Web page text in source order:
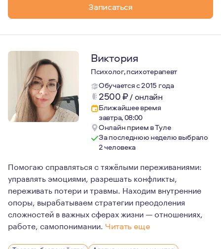
Записаться
Виктория
Психолог, психотерапевт
Обучается с 2015 года
2500₽/ онлайн
Ближайшее время
завтра, 08:00
Онлайн прием в Туле
За последнюю неделю выбрало
2 человека
Помогаю справляться с тяжёлыми переживаниями:
управлять эмоциями, разрешать конфликты,
переживать потери и травмы. Находим внутренние
опоры, вырабатываем стратегии преодоления
сложностей в важных сферах жизни — отношениях,
работе, самопонимании. Читать еще
Меня всегда завораживал внутренний мир людей —